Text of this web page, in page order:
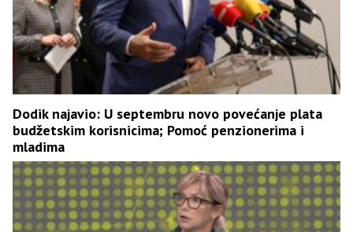
Dodik najavio: U septembru novo povećanje plata
budžetskim korisnicima; Pomoć penzionerima i
mladima